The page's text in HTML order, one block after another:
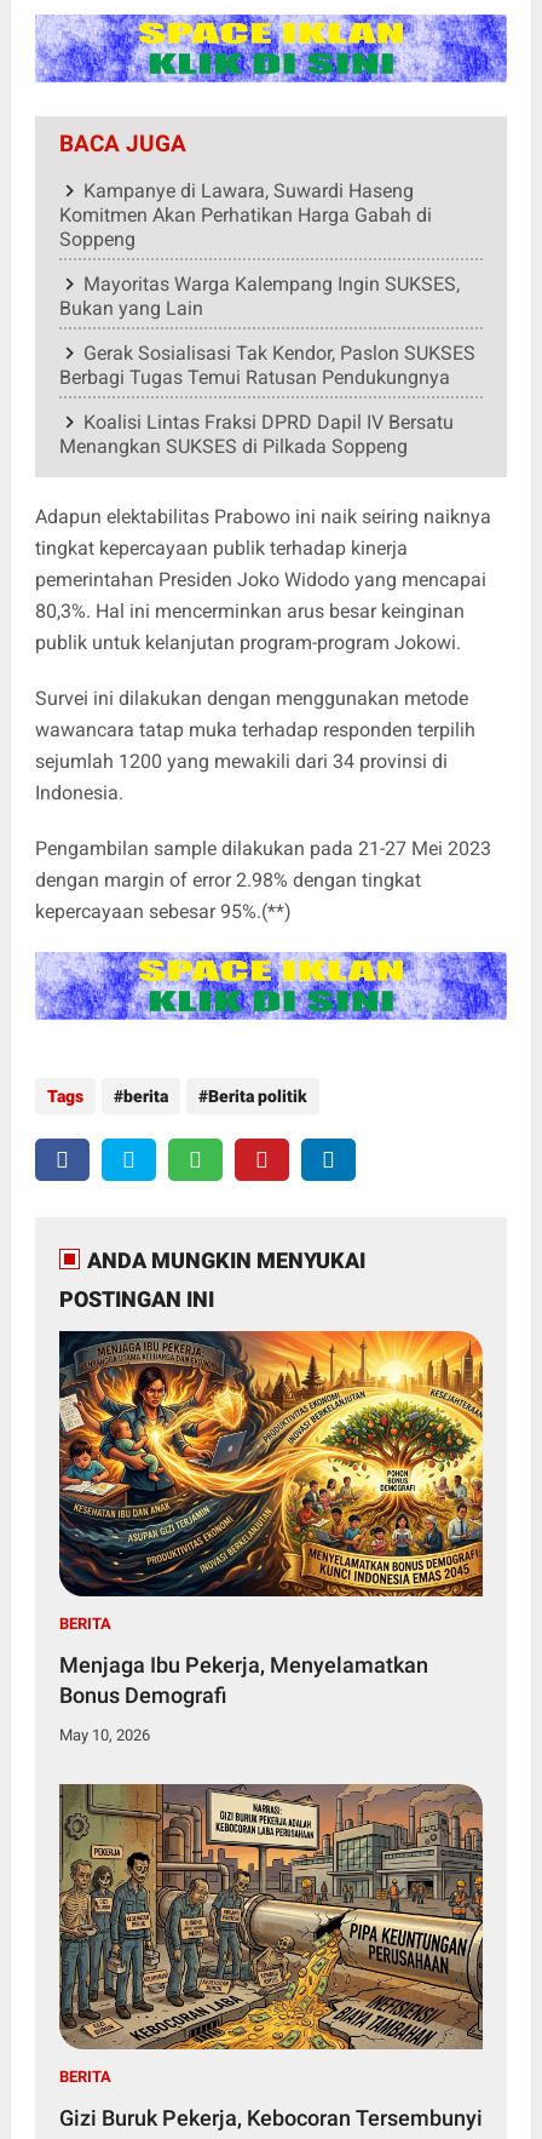
BACA JUGA
Kampanye di Lawara, Suwardi Haseng
Komitmen Akan Perhatikan Harga Gabah di
Soppeng
Mayoritas Warga Kalempang Ingin SUKSES,
Bukan yang Lain
Gerak Sosialisasi Tak Kendor, Paslon SUKSES
Berbagi Tugas Temui Ratusan Pendukungnya
Koalisi Lintas Fraksi DPRD Dapil IV Bersatu
Menangkan SUKSES di Pilkada Soppeng
Adapun elektabilitas Prabowo ini naik seiring naiknya
tingkat kepercayaan publik terhadap kinerja
pemerintahan Presiden Joko Widodo yang mencapai
80,3%. Hal ini mencerminkan arus besar keinginan
publik untuk kelanjutan program-program Jokowi.
Survei ini dilakukan dengan menggunakan metode
wawancara tatap muka terhadap responden terpilih
sejumlah 1200 yang mewakili dari 34 provinsi di
Indonesia.
Pengambilan sample dilakukan pada 21-27 Mei 2023
dengan margin of error 2.98% dengan tingkat
kepercayaan sebesar 95%.(**)
Tags berita Berita politik
ANDA MUNGKIN MENYUKAI
POSTINGAN INI
BERITA
Menjaga Ibu Pekerja, Menyelamatkan
Bonus Demografi
May 10, 2026
BERITA
Gizi Buruk Pekerja, Kebocoran Tersembunyi